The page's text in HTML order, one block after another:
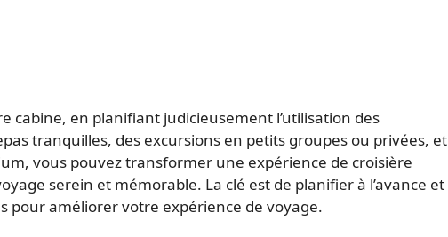
cabine, en planifiant judicieusement l’utilisation des
tranquilles, des excursions en petits groupes ou privées, et
vous pouvez transformer une expérience de croisière
serein et mémorable. La clé est de planifier à l’avance et
pour améliorer votre expérience de voyage.